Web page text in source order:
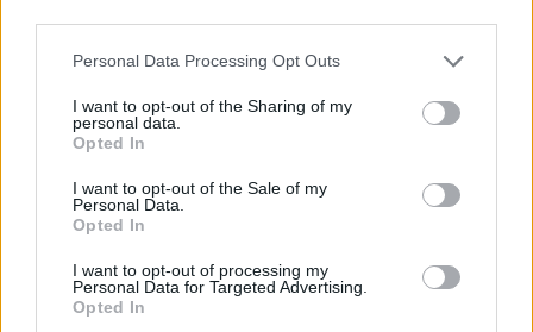
Personal Data Processing Opt Outs
I want to opt-out of the Sharing of my
personal data.
Opted In
I want to opt-out of the Sale of my
Personal Data.
Opted In
I want to opt-out of processing my
Personal Data for Targeted Advertising.
Opted In
A lista A, encabeçada por Diogo Barros, com o slogan
entanto, os estatutos do movimento exigem uma
maioria simples. Caso a Lista A não alcance a maioria